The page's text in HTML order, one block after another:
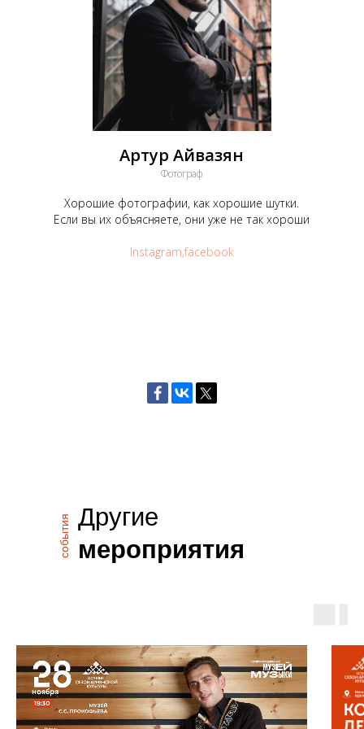
Артур Айвазян
Фотограф
Хорошие фотографии, как хорошие шутки.
Если вы их объясняете, они уже не так хороши
Instagram,facebook
Другие
мероприятия
события